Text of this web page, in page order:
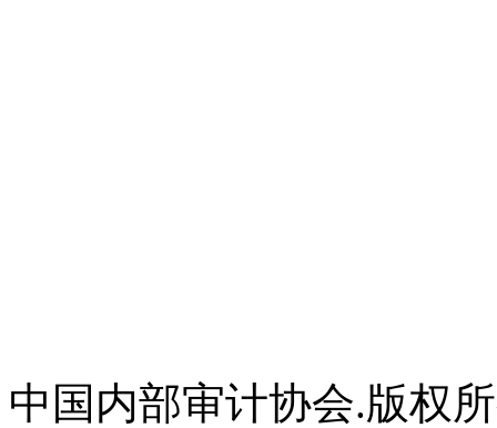
中国内部审计协会.版权